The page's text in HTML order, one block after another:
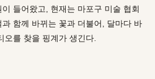
들어왔고, 현재는 마포구 미술 협회
함께 바뀌는 꽃과 더불어, 달마다 바
오를 찾을 핑계가 생긴다.